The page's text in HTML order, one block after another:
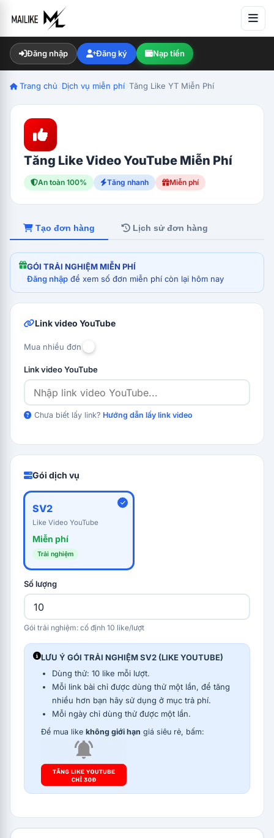
Đăng nhập Đăng ký Nạp tiền
Trang chủ Dịch vụ miễn phí Tăng Like YT Miễn Phí
Tăng Like Video YouTube Miễn Phí
An toàn 100% Tăng nhanh Miễn phí
Tạo đơn hàng Lịch sử đơn hàng
GÓI TRẢI NGHIỆM MIỄN PHÍ
Đăng nhập để xem số đơn miễn phí còn lại hôm nay
Link video YouTube
Mua nhiều đơn
Link video YouTube
Chưa biết lấy link? Hướng dẫn lấy link video
Gói dịch vụ
SV2
Like Video YouTube
Miễn phí
Trải nghiệm
Số lượng
Gói trải nghiệm: cố định 10 like/lượt
LƯU Ý GÓI TRẢI NGHIỆM SV2 (LIKE YOUTUBE)
Dùng thử: 10 like mỗi lượt.
Mỗi link bài chỉ được dùng thử một lần, để tăng
nhiều hơn bạn hãy sử dụng ở mục trả phí.
Mỗi ngày chỉ dùng thử được một lần.
Để mua like không giới hạn giá siêu rẻ, bấm: